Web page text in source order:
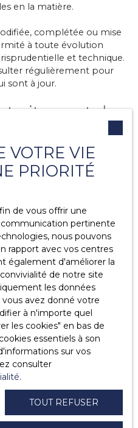
en la matière.
complétée ou mise
à toute évolution
et technique.
régulièrement pour
sont à jour.
traitement des
Monsieur/Madame
de Gérant de Agence
IMMOBILIER au
• TVA FR
2019 000 041 756
Auriol Tous Mauguio •
détenir d'autres fonds,
de sa
• Caisse de garantie
Suffren 75015 Paris
1 du Code de la
le consommateur a la
au médiateur de la
relève.
ENSEMBLE
mieux-ensemble.fr
vivons-mieux-
VOTRE VIE
PRIORITÉ
de vous offrir une
pertinente
nous pouvons
rapport avec vos centres
également d'améliorer la
de notre site
les données
avez donné votre
à n'importe quel
les cookies″ en bas de
essentiels à son
sur vos
consulter
.
TOUT REFUSER